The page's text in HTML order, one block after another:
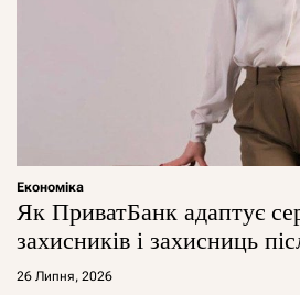
Економіка
Як ПриватБанк адаптує
захисників і захисниць
26 Липня, 2026